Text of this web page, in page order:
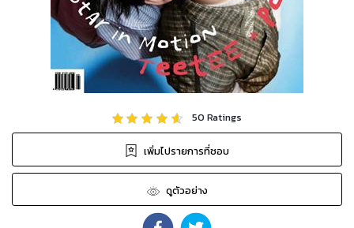
50 Ratings
เพิ่มไปรายการที่ชอบ
ดูตัวอย่าง